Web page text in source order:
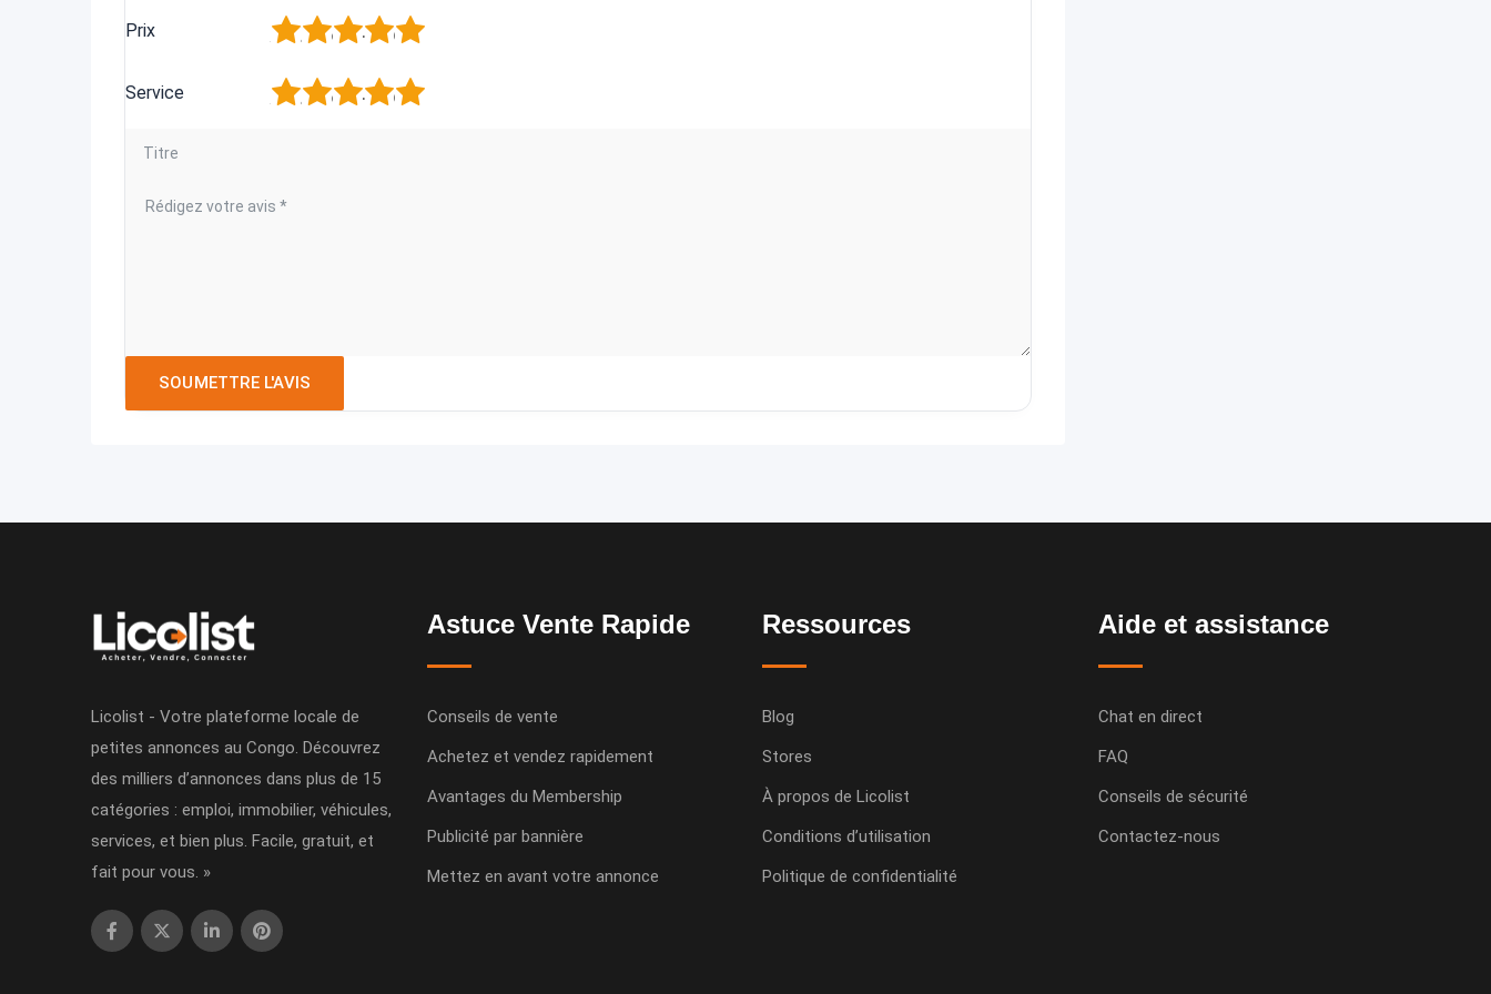
Prix 5
4
3
2
Service 5
4
3
2
Licolist - Votre plateforme locale de
petites annonces au Congo. Découvrez
des milliers d’annonces dans plus de 15
catégories : emploi, immobilier, véhicules,
services, et bien plus. Facile, gratuit, et
fait pour vous. »
Astuce Vente Rapide
Conseils de vente
Achetez et vendez rapidement
Avantages du Membership
Publicité par bannière
Mettez en avant votre annonce
Ressources
Blog
Stores
À propos de Licolist
Conditions d’utilisation
Politique de confidentialité
Aide et assistance
Chat en direct
FAQ
Conseils de sécurité
Contactez-nous